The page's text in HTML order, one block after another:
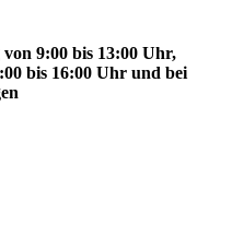
9:00 bis 13:00 Uhr,
bis 16:00 Uhr und bei